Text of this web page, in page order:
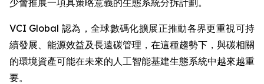
少會推展一項具策略意義的生態系統分拆計劃。
VCI Global 認為，全球數碼化擴展正推動各界更重視可持
續發展、能源效益及長遠碳管理，在這種趨勢下，與碳相關
的環境資產可能在未來的人工智能基建生態系統中越來越重
要。